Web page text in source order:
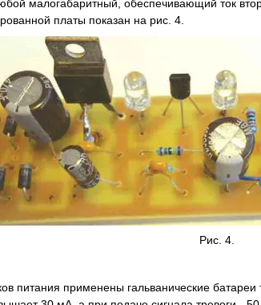
малогабаритный, обеспечивающий ток
платы показан на рис. 4.
Рис. 4.
питания применены гальванические